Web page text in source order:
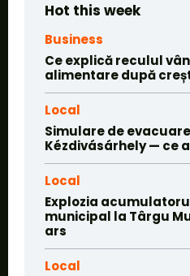
Hot this week
Business
Ce explică reculul
alimentare după
Local
Simulare de evacuare
Kézdivásárhely — ce
Local
Explozia
municipal la Târgu
ars
Local